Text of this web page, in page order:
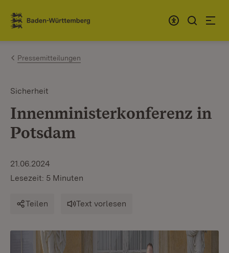
Zum Inhalt springen
Link zur Startseite
Pressemitteilungen
Sicherheit
Innenministerkonferenz in
Potsdam
21.06.2024
Lesezeit: 5 Minuten
Teilen Text vorlesen